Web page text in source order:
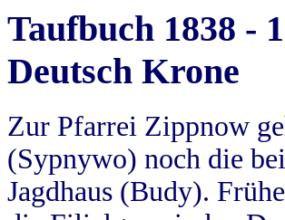
Taufbuch 1838 -
Deutsch Krone
Zur Pfarrei Zippnow
(Sypnywo) noch die
Jagdhaus (Budy).